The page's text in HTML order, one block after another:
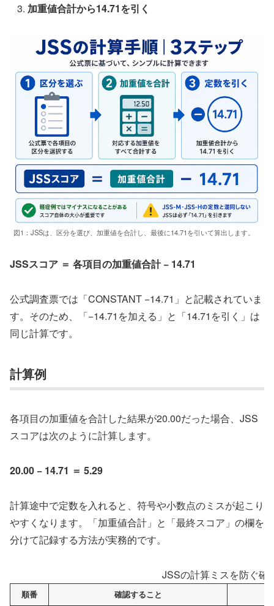
加重値合計から14.71を引く
図1：JSSは、区分を選び、加重値を合計し、最後に14.71を引いて算出します。
JSSスコア ＝ 各項目の加重値合計 − 14.71
公式調査票では「CONSTANT −14.71」と記載されていま
す。そのため、「−14.71を加える」と「14.71を引く」は
同じ計算です。
計算例
各項目の加重値を合計した結果が20.00だった場合、JSS
スコアは次のように計算します。
20.00 − 14.71 ＝ 5.29
計算途中で定数を入れると、符号や小数点のミスが起こり
やすくなります。「加重値合計」と「最終スコア」の欄を
分けて記録する方法が実務的です。
JSSの計算ミスを防ぐ確
順番 確認すること